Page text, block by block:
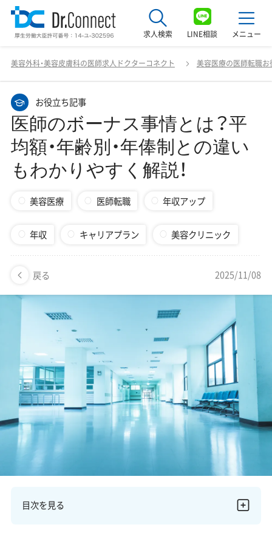
求人検索 LINE相談 メニュー
美容クリニック見学ご希望の方はこちら
サービス紹介
ドクターコネクトの強み
非常勤・アルバイト求人一覧
美容医療医師の転職お役立ちコンテンツ
美容クリニック見学・研修情報
美容外科・美容皮膚科の医師転職体験談
美容クリニックインタビュー
美容医療の転職お役立ち記事
美容医療辞典
よくあるご質問
美容外科・美容皮膚科の医師求人ドクターコネクト 美容医療の医師転職
お役立ち記事
医師のボーナス事情とは？平
均額・年齢別・年俸制との違い
もわかりやすく解説！
美容医療 医師転職 年収アップ
年収 キャリアプラン 美容クリニック
戻る 2025/11/08
医師のボーナス事情とは？平均額・年齢別・年俸制との違い
もわかりやすく解説！
目次を見る